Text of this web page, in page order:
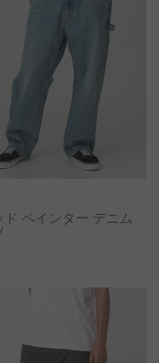
ド ペインター デニム